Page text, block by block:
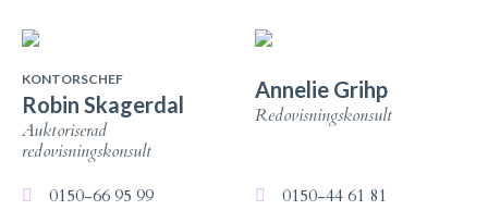
KONTORSCHEF
Robin Skagerdal
Auktoriserad
redovisningskonsult
0150-66 95 99
Annelie Grihp
Redovisningskonsult
0150-44 61 81